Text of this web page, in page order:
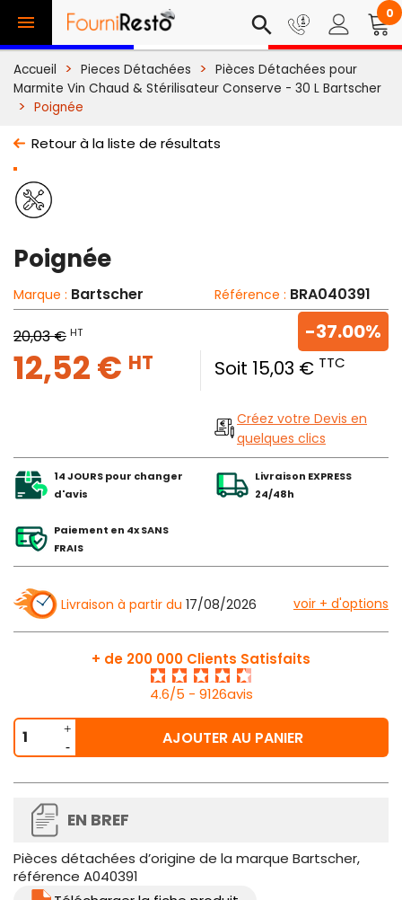
 search 0
Accueil Pieces Détachées
Pièces Détachées pour
Marmite Vin Chaud & Stérilisateur Conserve - 30 L Bartscher
Poignée
Retour à la liste de résultats
Poignée
Marque : Bartscher Référence : BRA040391
20,03 € HT
12,52 € HT Soit 15,03 € TTC
-37.00%
Créez votre Devis en
quelques clics
14 JOURS pour changer
d'avis
Livraison EXPRESS
24/48h
Paiement en 4x SANS
FRAIS
Livraison à partir du 17/08/2026 voir + d'options
+ de 200 000 Clients Satisfaits
4.6/5 - 9126avis
AJOUTER AU PANIER
EN BREF
Pièces détachées d’origine de la marque Bartscher,
référence A040391